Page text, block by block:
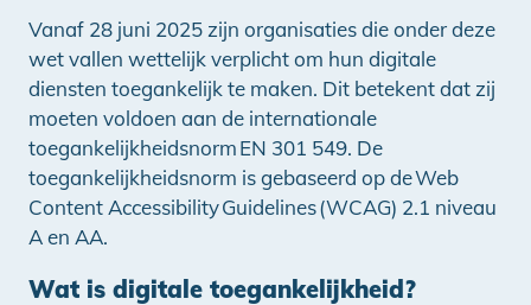
Vanaf 28 juni 2025 zijn organisaties die onder deze
wet vallen wettelijk verplicht om hun digitale
diensten toegankelijk te maken. Dit betekent dat zij
moeten voldoen aan de internationale
toegankelijkheidsnorm EN 301 549. De
toegankelijkheidsnorm is gebaseerd op de Web
Content Accessibility Guidelines (WCAG) 2.1 niveau
A en AA.
Wat is digitale toegankelijkheid?